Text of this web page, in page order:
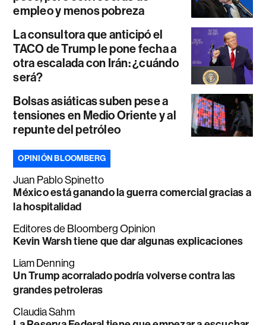
empleo y menos pobreza
La consultora que anticipó el
TACO de Trump le pone fecha a
otra escalada con Irán: ¿cuándo
será?
Bolsas asiáticas suben pese a
tensiones en Medio Oriente y al
repunte del petróleo
OPINIÓN BLOOMBERG
Juan Pablo Spinetto
México está ganando la guerra comercial gracias a
la hospitalidad
Editores de Bloomberg Opinion
Kevin Warsh tiene que dar algunas explicaciones
Liam Denning
Un Trump acorralado podría volverse contra las
grandes petroleras
Claudia Sahm